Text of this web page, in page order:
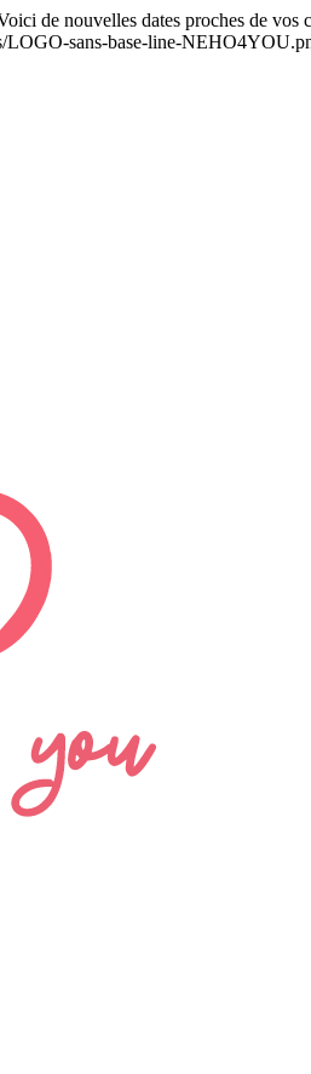
de nouvelles dates proches de vos
LOGO-sans-base-line-